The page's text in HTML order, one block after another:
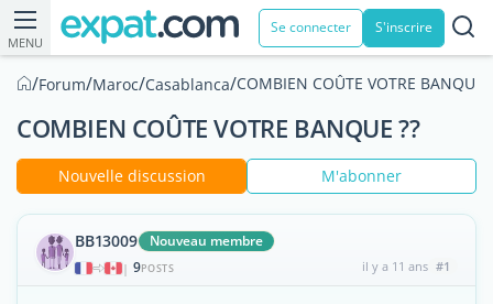
MENU
Se connecter S'inscrire
/Forum/Maroc/Casablanca/COMBIEN COÛTE VOTRE BANQUE
COMBIEN COÛTE VOTRE BANQUE ??
Nouvelle discussion M'abonner
BB13009 Nouveau membre
| 9POSTS il y a 11 ans #1